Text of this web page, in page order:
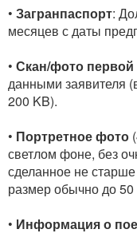
• Загранпаспорт:
месяцев с даты
• Скан/фото первой
данными заявителя
200 KB).
• Портретное фото
светлом фоне, без
сделанное не
размер обычно до 50
• Информация о